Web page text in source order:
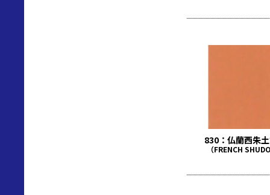
830：仏蘭西朱
（FRENCH